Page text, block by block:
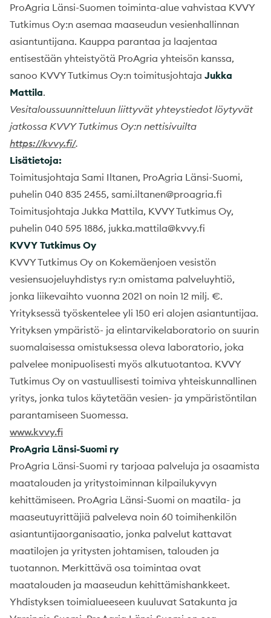
ProAgria Länsi-Suomen toiminta-alue vahvistaa KVVY
Tutkimus Oy:n asemaa maaseudun vesienhallinnan
asiantuntijana. Kauppa parantaa ja laajentaa
entisestään yhteistyötä ProAgria yhteisön kanssa,
sanoo KVVY Tutkimus Oy:n toimitusjohtaja Jukka
Mattila.
Vesitaloussuunnitteluun liittyvät yhteystiedot löytyvät
jatkossa KVVY Tutkimus Oy:n nettisivuilta
https://kvvy.fi/.
Lisätietoja:
Toimitusjohtaja Sami Iltanen, ProAgria Länsi-Suomi,
puhelin 040 835 2455, sami.iltanen@proagria.fi
Toimitusjohtaja Jukka Mattila, KVVY Tutkimus Oy,
puhelin 040 595 1886, jukka.mattila@kvvy.fi
KVVY Tutkimus Oy
KVVY Tutkimus Oy on Kokemäenjoen vesistön
vesiensuojeluyhdistys ry:n omistama palveluyhtiö,
jonka liikevaihto vuonna 2021 on noin 12 milj. €.
Yrityksessä työskentelee yli 150 eri alojen asiantuntijaa.
Yrityksen ympäristö- ja elintarvikelaboratorio on suurin
suomalaisessa omistuksessa oleva laboratorio, joka
palvelee monipuolisesti myös alkutuotantoa. KVVY
Tutkimus Oy on vastuullisesti toimiva yhteiskunnallinen
yritys, jonka tulos käytetään vesien- ja ympäristöntilan
parantamiseen Suomessa.
www.kvvy.fi
ProAgria Länsi-Suomi ry
ProAgria Länsi-Suomi ry tarjoaa palveluja ja osaamista
maatalouden ja yritystoiminnan kilpailukyvyn
kehittämiseen. ProAgria Länsi-Suomi on maatila- ja
maaseutuyrittäjiä palveleva noin 60 toimihenkilön
asiantuntijaorganisaatio, jonka palvelut kattavat
maatilojen ja yritysten johtamisen, talouden ja
tuotannon. Merkittävä osa toimintaa ovat
maatalouden ja maaseudun kehittämishankkeet.
Yhdistyksen toimialueeseen kuuluvat Satakunta ja